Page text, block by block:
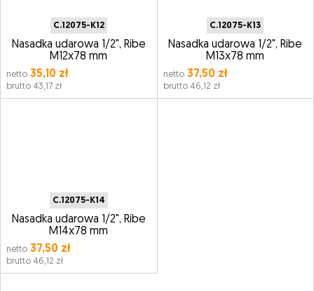
C.12075-K12
Nasadka udarowa 1/2", Ribe
M12x78 mm
netto 35,10 zł
brutto 43,17 zł
C.12075-K13
Nasadka udarowa 1/2", Ribe
M13x78 mm
netto37,50 zł
brutto 46,12 zł
C.12075-K14
Nasadka udarowa 1/2", Ribe
M14x78 mm
netto 37,50 zł
brutto 46,12 zł